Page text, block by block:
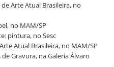
de Arte Atual Brasileira, no
no MAM/SP
pintura, no Sesc
Atual Brasileira, no MAM/SP
Gravura, na Galeria Álvaro